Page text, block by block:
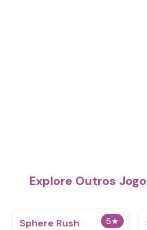
Explore Outros
5★
Sphere Rush